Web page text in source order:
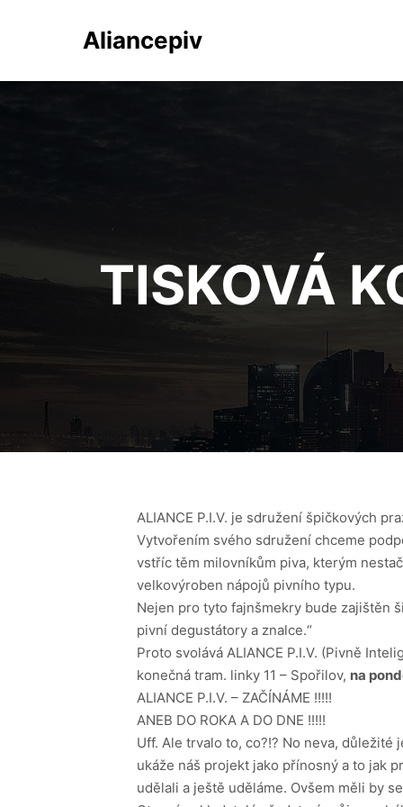
Aliancepiv
TISKOVÁ
ALIANCE P.I.V. je sdružení špičkových
Vytvořením svého sdružení chceme
vstříc těm milovníkům piva, kterým
velkovýroben nápojů pivního typu.
Nejen pro tyto fajnšmekry bude zajištěn
pivní degustátory a znalce.“
Proto svolává ALIANCE P.I.V. (Pivně
konečná tram. linky 11 – Spořilov, na
ALIANCE P.I.V. – ZAČÍNÁME !!!!!
ANEB DO ROKA A DO DNE !!!!!
Uff. Ale trvalo to, co?!? No neva,
ukáže náš projekt jako přínosný a to jak
udělali a ještě uděláme. Ovšem měli by